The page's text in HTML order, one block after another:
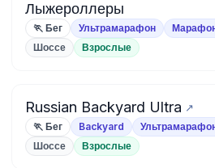
Лыжероллеры
🏃 Бег Ультрамарафон
Шоссе Взрослые
Russian Backyard Ultra
🏃 Бег Backyard
Шоссе
Взрослые